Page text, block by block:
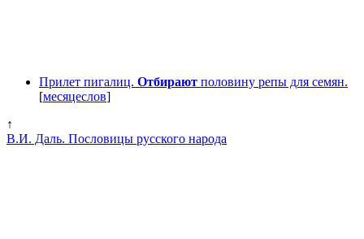
Прилет пигалиц. Отбирают половину репы для семян.
[месяцеслов]
↑
В.И. Даль. Пословицы русского народа